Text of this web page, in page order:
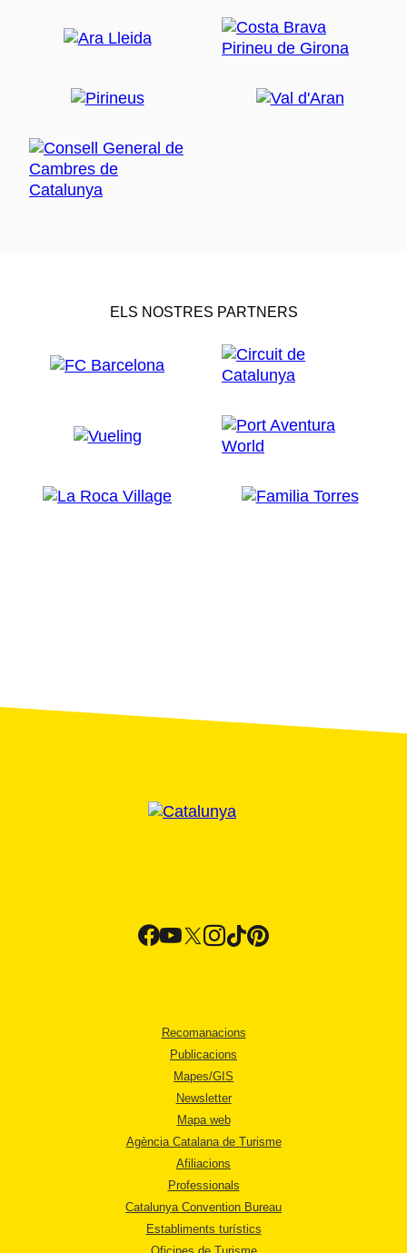
ELS NOSTRES PARTNERS
Recomanacions
Publicacions
Mapes/GIS
Newsletter
Mapa web
Agència Catalana de Turisme
Afiliacions
Professionals
Catalunya Convention Bureau
Establiments turístics